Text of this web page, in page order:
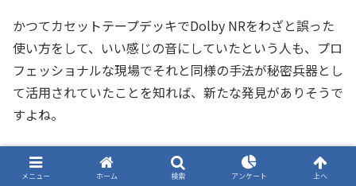
かつてカセットテープデッキでDolby NRをわざと誤った
使い方をして、いい感じの音にしていたという人も、プロ
フェッショナルな現場でそれと同様の手法が秘密兵器とし
て活用されていたことを知れば、新たな発見がありそうで
すよね。
A-Type Multiband Dynamic Enhancerは、単なるノスタル
ジーを超えた実用的なツールとして、現代の音楽制作にエ
メニュー ホーム 検索 アンケート 上へ